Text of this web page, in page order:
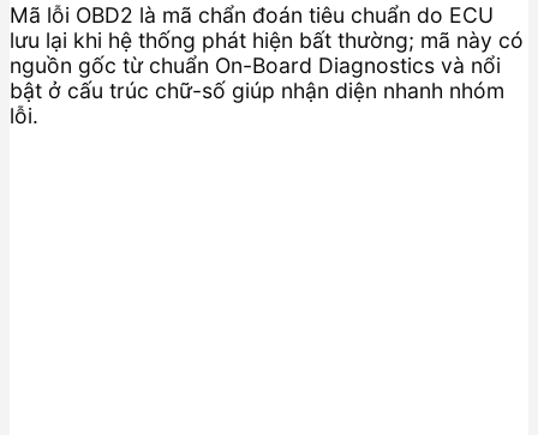
Mã lỗi OBD2 là mã chẩn đoán tiêu chuẩn do ECU
lưu lại khi hệ thống phát hiện bất thường; mã này có
nguồn gốc từ chuẩn On-Board Diagnostics và nổi
bật ở cấu trúc chữ-số giúp nhận diện nhanh nhóm
lỗi.